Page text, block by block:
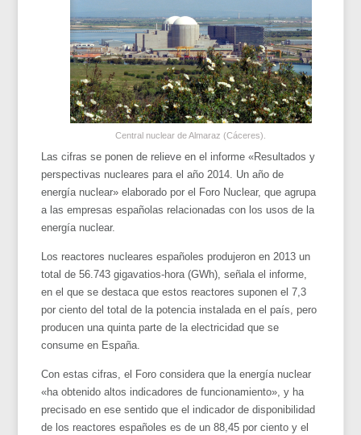
Central nuclear de Almaraz (Cáceres).
Las cifras se ponen de relieve en el informe «Resultados y
perspectivas nucleares para el año 2014. Un año de
energía nuclear» elaborado por el Foro Nuclear, que agrupa
a las empresas españolas relacionadas con los usos de la
energía nuclear.
Los reactores nucleares españoles produjeron en 2013 un
total de 56.743 gigavatios-hora (GWh), señala el informe,
en el que se destaca que estos reactores suponen el 7,3
por ciento del total de la potencia instalada en el país, pero
producen una quinta parte de la electricidad que se
consume en España.
Con estas cifras, el Foro considera que la energía nuclear
«ha obtenido altos indicadores de funcionamiento», y ha
precisado en ese sentido que el indicador de disponibilidad
de los reactores españoles es de un 88,45 por ciento y el